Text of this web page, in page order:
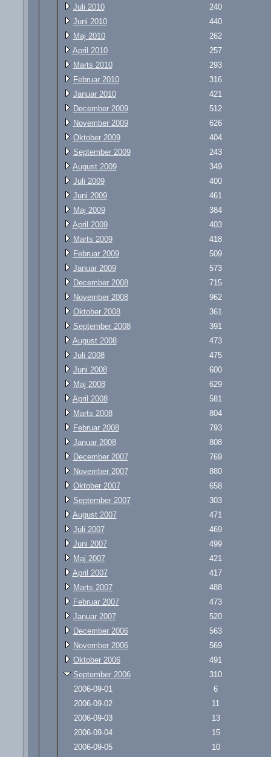
Juli 2010
240
Juni 2010
440
Maj 2010
262
April 2010
257
Marts 2010
293
Februar 2010
316
Januar 2010
421
December 2009
512
November 2009
626
Oktober 2009
404
September 2009
243
August 2009
349
Juli 2009
400
Juni 2009
461
Maj 2009
384
April 2009
403
Marts 2009
418
Februar 2009
509
Januar 2009
573
December 2008
715
November 2008
962
Oktober 2008
361
September 2008
391
August 2008
473
Juli 2008
475
Juni 2008
600
Maj 2008
629
April 2008
581
Marts 2008
804
Februar 2008
793
Januar 2008
808
December 2007
769
November 2007
880
Oktober 2007
658
September 2007
303
August 2007
471
Juli 2007
469
Juni 2007
499
Maj 2007
421
April 2007
417
Marts 2007
488
Februar 2007
473
Januar 2007
520
December 2006
563
November 2006
569
Oktober 2006
491
September 2006
310
2006-09-01
6
2006-09-02
11
2006-09-03
13
2006-09-04
15
2006-09-05
10